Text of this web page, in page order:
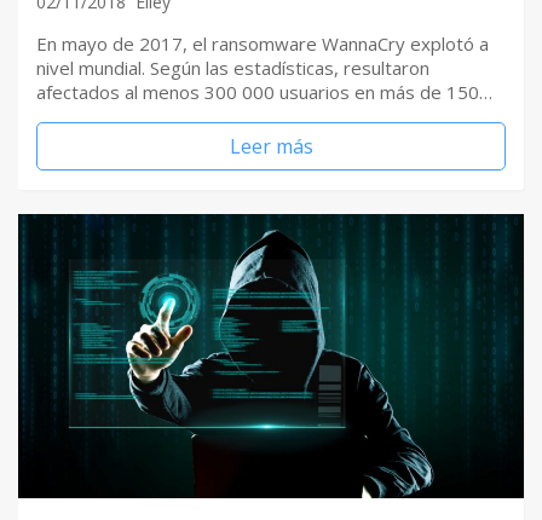
En mayo de 2017, el ransomware WannaCry explotó a
nivel mundial. Según las estadísticas, resultaron
afectados al menos 300 000 usuarios en más de 150…
Leer más